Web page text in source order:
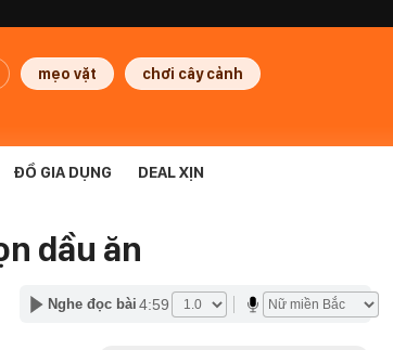
mẹo vặt chơi cây cảnh
ĐỒ GIA DỤNG DEAL XỊN
dầu ăn
Nghe đọc bài 4:59